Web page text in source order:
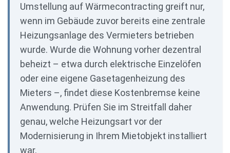
Umstellung auf Wärmecontracting greift nur,
wenn im Gebäude zuvor bereits eine zentrale
Heizungsanlage des Vermieters betrieben
wurde. Wurde die Wohnung vorher dezentral
beheizt – etwa durch elektrische Einzelöfen
oder eine eigene Gasetagenheizung des
Mieters –, findet diese Kostenbremse keine
Anwendung. Prüfen Sie im Streitfall daher
genau, welche Heizungsart vor der
Modernisierung in Ihrem Mietobjekt installiert
war.